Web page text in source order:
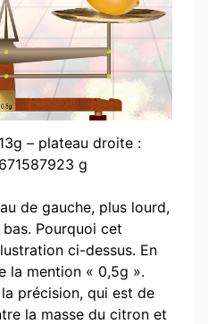
– plateau droite :
g
de gauche, plus lourd,
Pourquoi cet
ci-dessus. En
la mention « 0,5g ».
précision, qui est de
la masse du citron et